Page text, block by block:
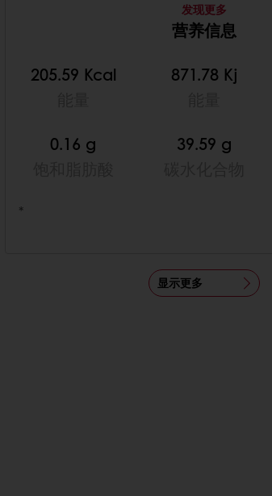
发现更多
营养信息
205.59 Kcal
871.78 Kj
0.16 g
39.59 g
*
显示更多